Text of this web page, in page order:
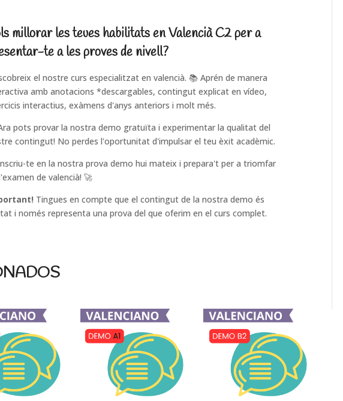
millorar les teues habilitats en Valencià C2 per a
te a les proves de nivell?
el nostre curs especialitzat en valencià. 📚 Aprén de manera
amb anotacions *descargables, contingut explicat en vídeo,
interactius, exàmens d'anys anteriors i molt més.
pots provar la nostra demo gratuïta i experimentar la qualitat del
contingut! No perdes l'oportunitat d'impulsar el teu èxit acadèmic.
te en la nostra prova demo hui mateix i prepara't per a triomfar
de valencià! 🚀
Tingues en compte que el contingut de la nostra demo és
i només representa una prova del que oferim en el curs complet.